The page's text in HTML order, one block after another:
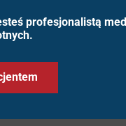
badanych:
rozpoznanie AF –
badania.
profesjonalistą